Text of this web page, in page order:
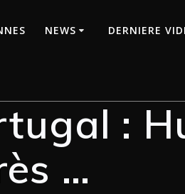
NEWS DERNIERE
:
…